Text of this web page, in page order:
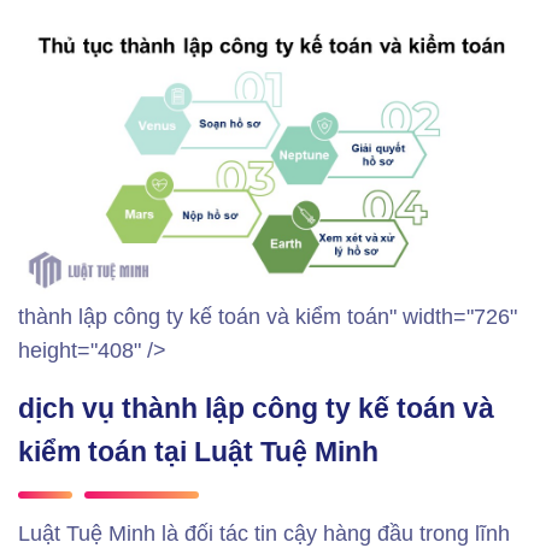
thành lập công ty kế toán và kiểm toán" width="726"
height="408" />
dịch vụ thành lập công ty kế toán và
kiểm toán tại Luật Tuệ Minh
Luật Tuệ Minh là đối tác tin cậy hàng đầu trong lĩnh